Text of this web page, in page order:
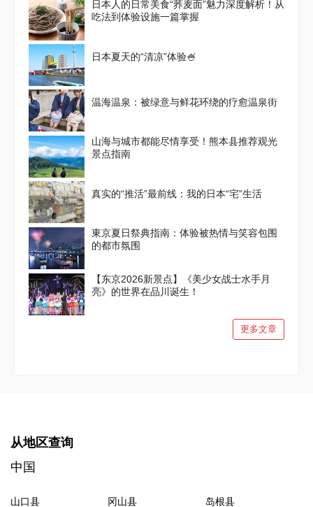
日本人的日常美食“荞麦面”魅力深度解析！从
吃法到体验设施一篇掌握
日本夏天的“清凉”体验🍧
温海温泉：被绿意与鲜花环绕的疗愈温泉街
山海与城市都能尽情享受！熊本县推荐观光
景点指南
真实的“推活”最前线：我的日本“宅”生活
東京夏日祭典指南：体验被热情与笑容包围
的都市氛围
【东京2026新景点】《美少女战士水手月
亮》的世界在品川诞生！
更多文章
从地区查询
中国
山口县 冈山县
岛根县